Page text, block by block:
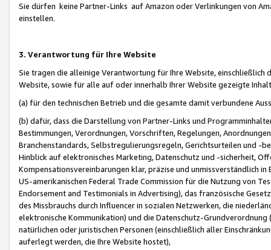
Sie dürfen keine Partner-Links auf Amazon oder Verlinkungen von
einstellen.
3. Verantwortung für Ihre Website
Sie tragen die alleinige Verantwortung für Ihre Website,
Website, sowie für alle auf oder innerhalb Ihrer Website gezeigte
(a) für den technischen Betrieb und die gesamte damit verbundene
(b) dafür, dass die Darstellung von Partner-Links und
Bestimmungen, Verordnungen, Vorschriften, Regelungen,
Branchenstandards, Selbstregulierungsregeln, Gerichtsurteilen und -
Hinblick auf elektronisches Marketing, Datenschutz und -sicherheit,
Kompensationsvereinbarungen klar, präzise und unmissverständlich
US-amerikanischen Federal Trade Commission für die Nutzung von
Endorsement and Testimonials in Advertising), das französische
des Missbrauchs durch Influencer in sozialen Netzwerken, die
elektronische Kommunikation) und die Datenschutz-
natürlichen oder juristischen Personen (einschließlich aller
auferlegt werden, die Ihre Website hostet),